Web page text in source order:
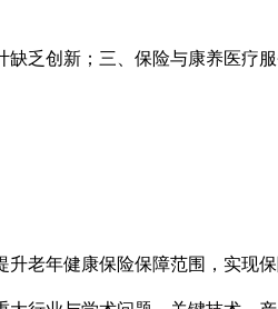
乏创新；三、保险与康养医疗
老年健康保险保障范围，实现保